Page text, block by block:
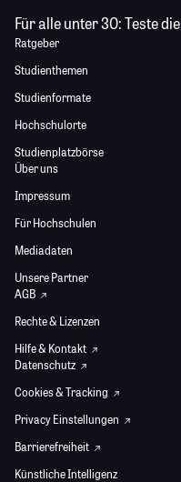
Für alle unter 30:Teste die
Ratgeber
Studienthemen
Studienformate
Hochschulorte
Studienplatzbörse
Über uns
Impressum
Für Hochschulen
Mediadaten
Unsere Partner
AGB
Rechte & Lizenzen
Hilfe & Kontakt
Datenschutz
Cookies & Tracking
Privacy Einstellungen
Barrierefreiheit
Künstliche Intelligenz